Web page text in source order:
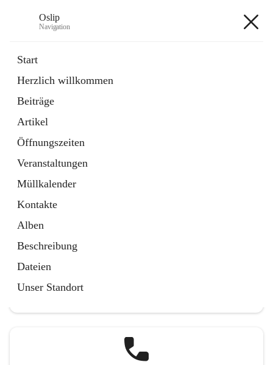
Oslip
Navigation
Start
Herzlich willkommen
Beiträge
Artikel
Öffnungszeiten
Veranstaltungen
Müllkalender
Kontakte
Alben
Beschreibung
Dateien
Unser Standort
Externe Webseite
in
Tab
Bundeskanzleramt Österreich
Externe Webseite
öffnet
in
neuem
Tab